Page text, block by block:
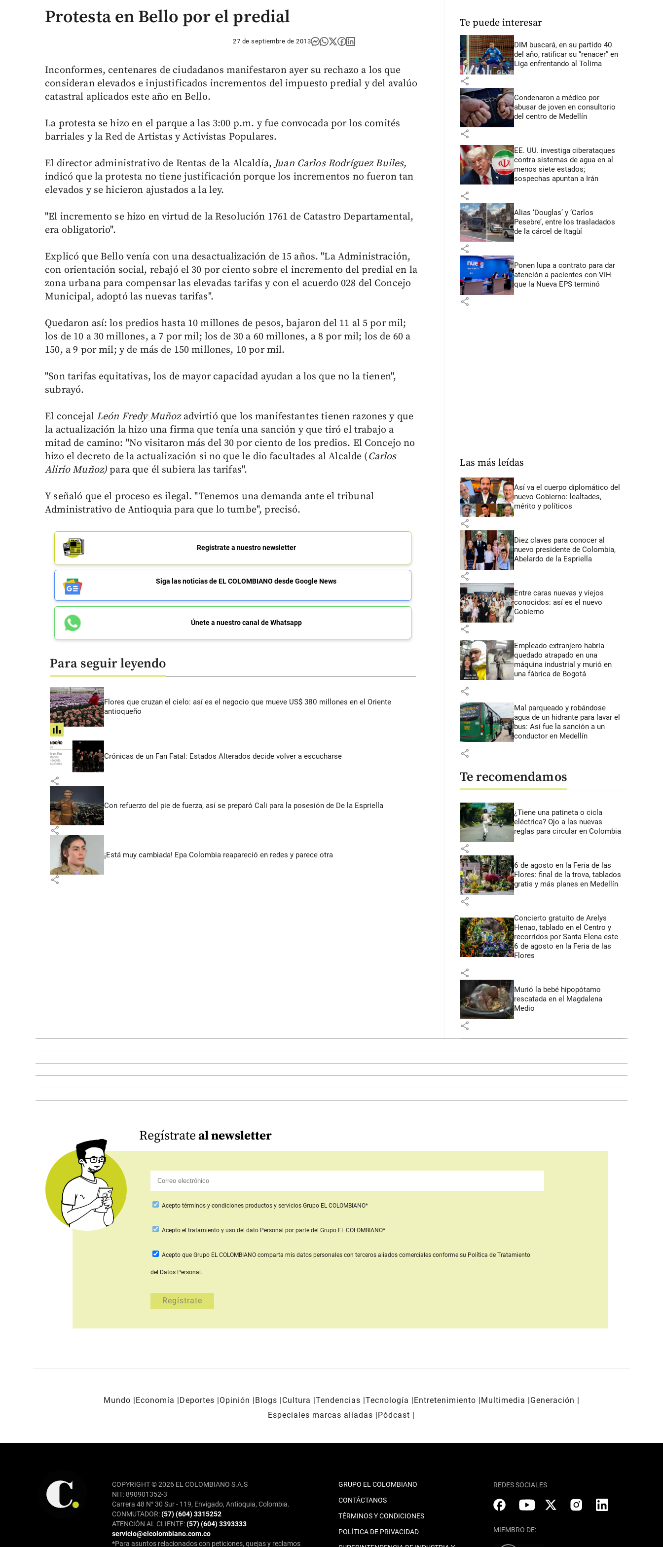
Protesta en Bello por el predial
27 de septiembre de 2013
Inconformes, centenares de ciudadanos manifestaron ayer su rechazo a los que
consideran elevados e injustificados incrementos del impuesto predial y del avalúo
catastral aplicados este año en Bello.
La protesta se hizo en el parque a las 3:00 p.m. y fue convocada por los comités
barriales y la Red de Artistas y Activistas Populares.
El director administrativo de Rentas de la Alcaldía,Juan Carlos Rodríguez Builes,
indicó que la protesta no tiene justificación porque los incrementos no fueron tan
elevados y se hicieron ajustados a la ley.
"El incremento se hizo en virtud de la Resolución 1761 de Catastro Departamental,
era obligatorio".
Explicó que Bello venía con una desactualización de 15 años. "La Administración,
con orientación social, rebajó el 30 por ciento sobre el incremento del predial en la
zona urbana para compensar las elevadas tarifas y con el acuerdo 028 del Concejo
Municipal, adoptó las nuevas tarifas".
Quedaron así: los predios hasta 10 millones de pesos, bajaron del 11 al 5 por mil;
los de 10 a 30 millones, a 7 por mil; los de 30 a 60 millones, a 8 por mil; los de 60 a
150, a 9 por mil; y de más de 150 millones, 10 por mil.
"Son tarifas equitativas, los de mayor capacidad ayudan a los que no la tienen",
subrayó.
El concejal León Fredy Muñoz advirtió que los manifestantes tienen razones y que
la actualización la hizo una firma que tenía una sanción y que tiró el trabajo a
mitad de camino: "No visitaron más del 30 por ciento de los predios. El Concejo no
hizo el decreto de la actualización si no que le dio facultades al Alcalde (Carlos
Alirio Muñoz) para que él subiera las tarifas".
Y señaló que el proceso es ilegal. "Tenemos una demanda ante el tribunal
Administrativo de Antioquia para que lo tumbe", precisó.
Regístrate a nuestro newsletter
Siga las noticias de EL COLOMBIANO desde Google News
Únete a nuestro canal de Whatsapp
Para seguir leyendo
Flores que cruzan el cielo: así es el negocio que mueve US$ 380 millones en el Oriente
antioqueño
share
Crónicas de un Fan Fatal: Estados Alterados decide volver a escucharse
share
Con refuerzo del pie de fuerza, así se preparó Cali para la posesión de De la Espriella
share
¡Está muy cambiada! Epa Colombia reapareció en redes y parece otra
share
Te puede interesar
DIM buscará, en su partido 40
del año, ratificar su “renacer” en
Liga enfrentando al Tolima
share
Condenaron a médico por
abusar de joven en consultorio
del centro de Medellín
share
EE. UU. investiga ciberataques
contra sistemas de agua en al
menos siete estados;
sospechas apuntan a Irán
share
Alias ‘Douglas’ y ‘Carlos
Pesebre’, entre los trasladados
de la cárcel de Itagüí
share
Ponen lupa a contrato para dar
atención a pacientes con VIH
que la Nueva EPS terminó
share
Las más leídas
Así va el cuerpo diplomático del
nuevo Gobierno: lealtades,
mérito y políticos
share
Diez claves para conocer al
nuevo presidente de Colombia,
Abelardo de la Espriella
share
Entre caras nuevas y viejos
conocidos: así es el nuevo
Gobierno
share
Empleado extranjero habría
quedado atrapado en una
máquina industrial y murió en
una fábrica de Bogotá
share
Mal parqueado y robándose
agua de un hidrante para lavar el
bus: Así fue la sanción a un
conductor en Medellín
share
Te recomendamos
¿Tiene una patineta o cicla
eléctrica? Ojo a las nuevas
reglas para circular en Colombia
share
6 de agosto en la Feria de las
Flores: final de la trova, tablados
gratis y más planes en Medellín
share
Concierto gratuito de Arelys
Henao, tablado en el Centro y
recorridos por Santa Elena este
6 de agosto en la Feria de las
Flores
share
Murió la bebé hipopótamo
rescatada en el Magdalena
Medio
share
Regístrateal newsletter
Acepto términos y condiciones productos y servicios Grupo EL COLOMBIANO*
Aceptoel tratamiento y uso del dato Personal por parte del Grupo EL COLOMBIANO*
Acepto que Grupo EL COLOMBIANO comparta mis datos personales con terceros aliados comercialesconforme su Política de Tratamiento
del Datos Personal.
Mundo Economía Deportes Opinión Blogs Cultura Tendencias Tecnología Entretenimiento Multimedia
Generación
Especiales marcas aliadas
Pódcast
COPYRIGHT © 2026 EL COLOMBIANO S.A.S
NIT: 890901352-3
Carrera 48 N° 30 Sur - 119, Envigado, Antioquia, Colombia.
CONMUTADOR:(57) (604) 3315252
ATENCIÓN AL CLIENTE:(57) (604) 3393333
servicio@elcolombiano.com.co
*Para asuntos relacionados con peticiones, quejas y reclamos
GRUPO EL COLOMBIANO
CONTÁCTANOS
TÉRMINOS Y CONDICIONES
POLÍTICA DE PRIVACIDAD
REDES SOCIALES
MIEMBRO DE: